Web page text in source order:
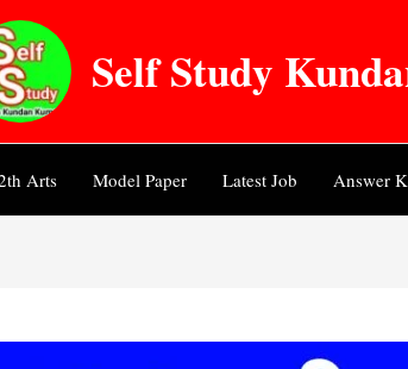
Self Study
Arts Model Paper Latest Job Answer